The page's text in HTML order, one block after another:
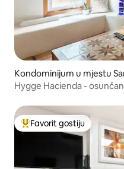
Kondominijum u mjestu
Hygge Hacienda -
Glavni favorit gostiju
Favorit gostiju